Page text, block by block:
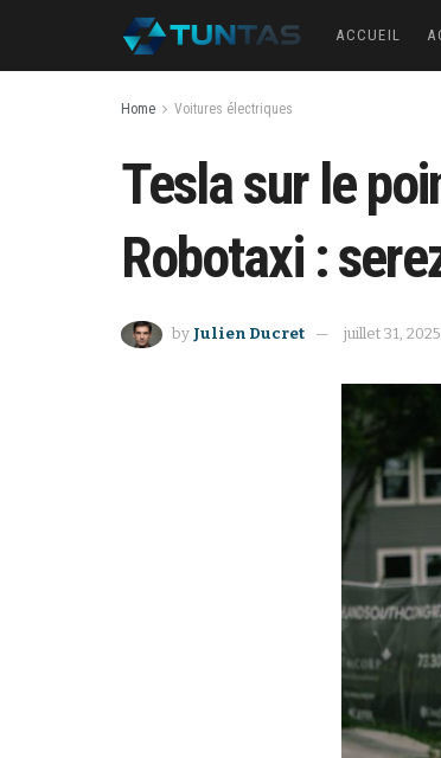
ACCUEIL
Home Voitures électriques
Tesla sur le
Robotaxi :
by Julien Ducret juillet 31, 2025